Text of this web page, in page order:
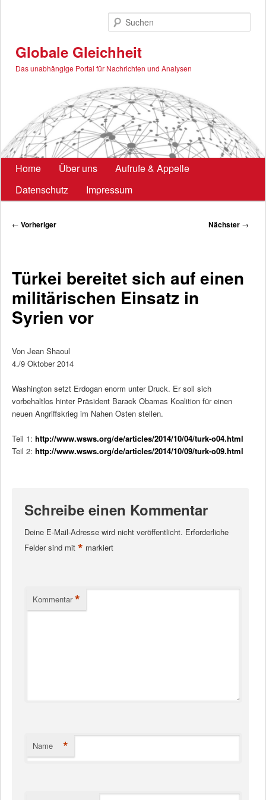
Globale Gleichheit
Das unabhängige Portal für Nachrichten und Analysen
Hauptmenü
Home Über uns
Aufrufe & Appelle
Datenschutz
Impressum
Beitragsnavigation
← Vorheriger Nächster →
Türkei bereitet sich auf einen
militärischen Einsatz in
Syrien vor
Von Jean Shaoul
4./9 Oktober 2014
Washington setzt Erdogan enorm unter Druck. Er soll sich
vorbehaltlos hinter Präsident Barack Obamas Koalition für einen
neuen Angriffskrieg im Nahen Osten stellen.
Teil 1: http://www.wsws.org/de/articles/2014/10/04/turk-o04.html
Teil 2: http://www.wsws.org/de/articles/2014/10/09/turk-o09.html
Schreibe einen Kommentar
Deine E-Mail-Adresse wird nicht veröffentlicht. Erforderliche
Felder sind mit * markiert
Kommentar *
Name *